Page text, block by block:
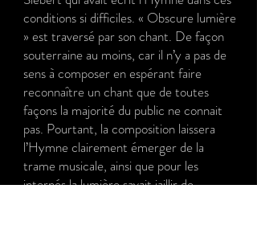
conditions si difficiles. « Obscure lumière
» est traversé par son chant. De façon
souterraine au moins, car il n’y a pas de
sens à composer en espérant faire
reconnaître un chant que de toutes
façons la majorité du public ne connait
pas. Pourtant, la composition laissera
l’Hymne clairement émerger de la
trame musicale, ainsi que pour les
internés la lumière savait jaillir de